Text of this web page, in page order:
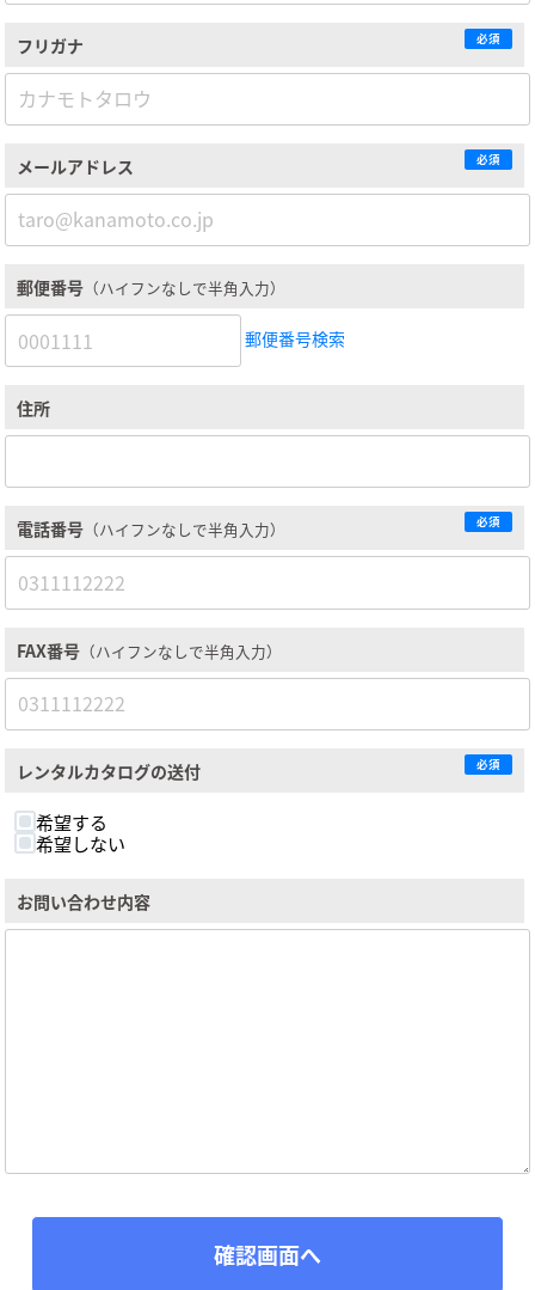
フリガナ 必須
メールアドレス 必須
郵便番号 （ハイフンなしで半角入力）
郵便番号検索
住所
電話番号 （ハイフンなしで半角入力） 必須
FAX番号 （ハイフンなしで半角入力）
レンタルカタログの送付 必須
希望する
希望しない
お問い合わせ内容